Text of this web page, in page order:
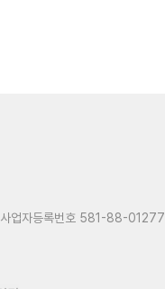
사업자등록번호 581-88-01277